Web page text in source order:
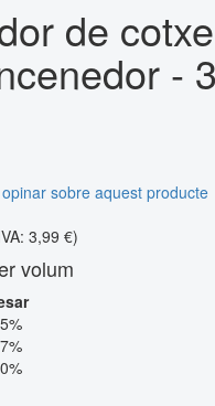
de
-
sobre aquest producte
3,99 €)
volum